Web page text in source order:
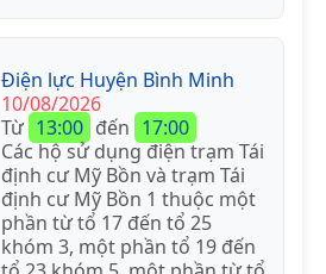
Điện lực Huyện Bình Minh
10/08/2026
Từ 13:00 đến 17:00
Các hộ sử dụng điện trạm Tái
định cư Mỹ Bồn và trạm Tái
định cư Mỹ Bồn 1 thuộc một
phần từ tổ 17 đến tổ 25
khóm 3, một phần tổ 19 đến